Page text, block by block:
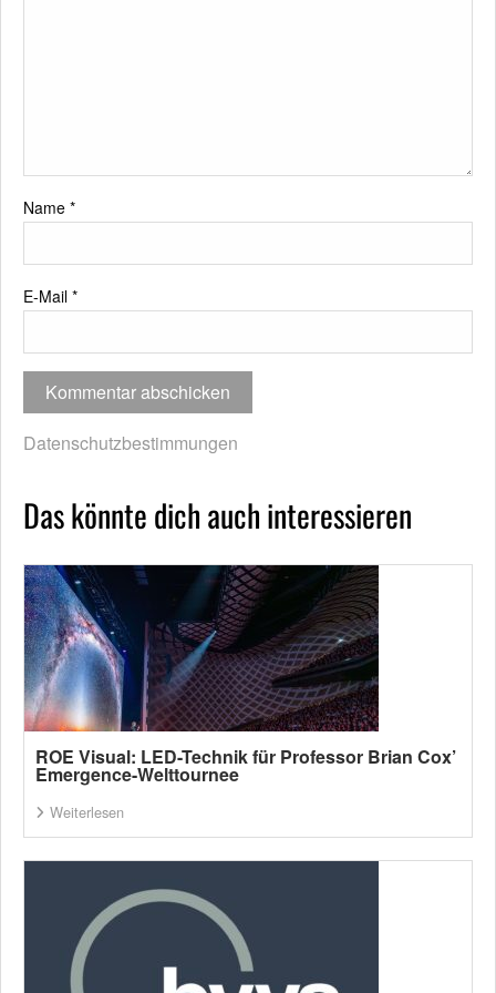
Name *
E-Mail *
Datenschutzbestimmungen
Das könnte dich auch interessieren
ROE Visual: LED-Technik für Professor Brian Cox’
Emergence-Welttournee
Weiterlesen